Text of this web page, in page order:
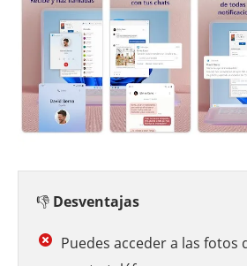
👎 Desventajas
Puedes acceder a las fotos